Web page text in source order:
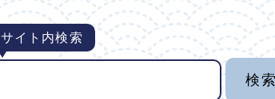
サイト内検索